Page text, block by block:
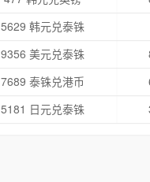
5629 韩元兑泰铢
9356 美元兑泰铢
7689 泰铢兑港币
5181 日元兑泰铢